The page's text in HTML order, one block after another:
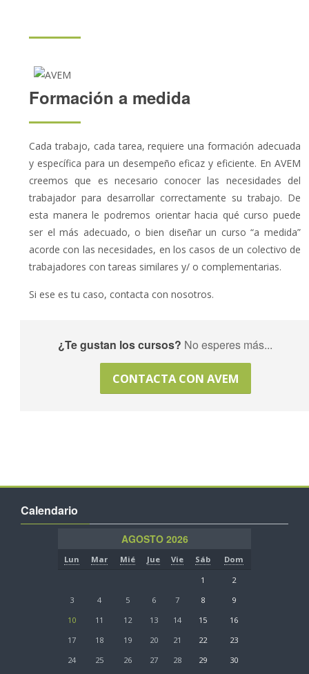
Formación a medida
Cada trabajo, cada tarea, requiere una formación adecuada
y específica para un desempeño eficaz y eficiente. En AVEM
creemos que es necesario conocer las necesidades del
trabajador para desarrollar correctamente su trabajo. De
esta manera le podremos orientar hacia qué curso puede
ser el más adecuado, o bien diseñar un curso “a medida”
acorde con las necesidades, en los casos de un colectivo de
trabajadores con tareas similares y/ o complementarias.
Si ese es tu caso, contacta con nosotros.
¿Te gustan los cursos? No esperes más...
CONTACTA CON AVEM
Calendario
AGOSTO 2026
Lun Mar Mié Jue Vie Sáb
Dom
1
2
3
4 5 6 7 8
9
10
11 12 13 14 15
16
17
18 19 20 21 22
23
24
25 26 27 28 29
30